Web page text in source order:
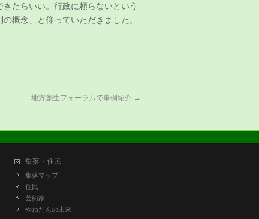
たらいい。行政に頼らないという
概念」と仰っていただきました。
地方創生フォーラムで事例紹介 →
集落・住民
集落マップ
住民
芸術家
やねだんの未来